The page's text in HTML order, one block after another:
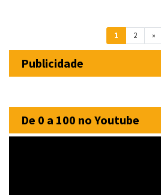
Navegação entre posts
1 2 »
Publicidade
De 0 a 100 no Youtube